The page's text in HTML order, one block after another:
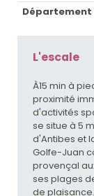
Département
L'escale
À15 min à
proximité
d'activités
se situe à 5
d'Antibes et
Golfe-Juan
provençal
ses plages
de